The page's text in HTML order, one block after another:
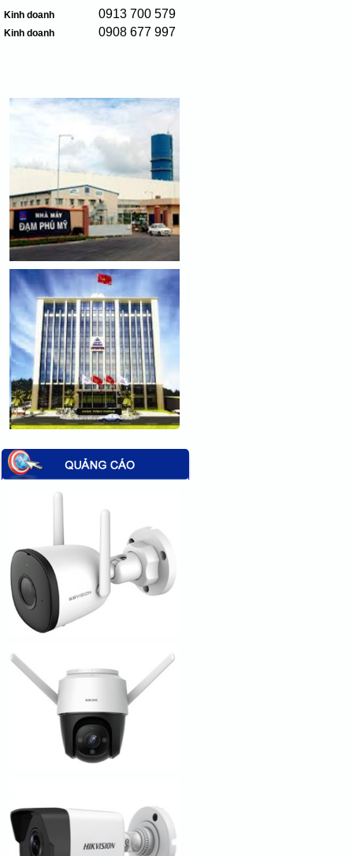
Kinh doanh 0913 700 579
Kinh doanh 0908 677 997